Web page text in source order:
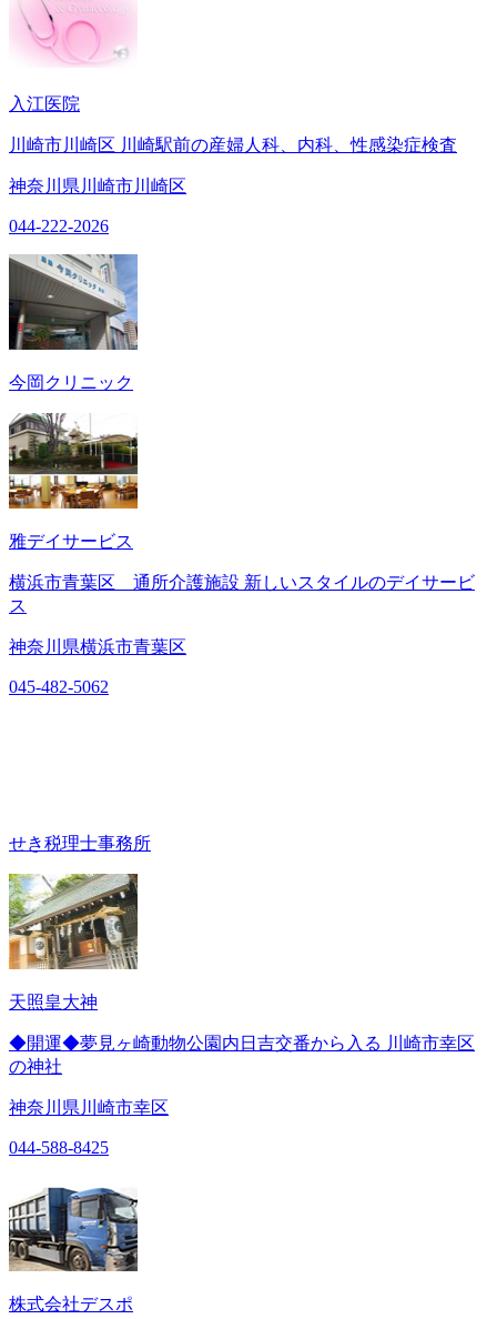
入江医院
川崎市川崎区 川崎駅前の産婦人科、内科、性感染症検査
神奈川県川崎市川崎区
044-222-2026
今岡クリニック
雅デイサービス
横浜市青葉区 通所介護施設 新しいスタイルのデイサービ
ス
神奈川県横浜市青葉区
045-482-5062
せき税理士事務所
天照皇大神
◆開運◆夢見ヶ崎動物公園内日吉交番から入る 川崎市幸区
の神社
神奈川県川崎市幸区
044-588-8425
株式会社デスポ